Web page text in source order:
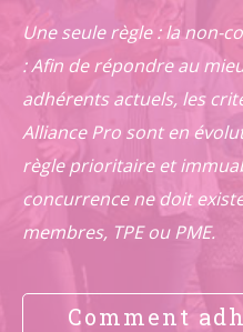
Une seule règle : la non-
: Afin de répondre au
adhérents actuels, les
Alliance Pro sont en
règle prioritaire et
concurrence ne doit
membres, TPE ou PME.
Comment